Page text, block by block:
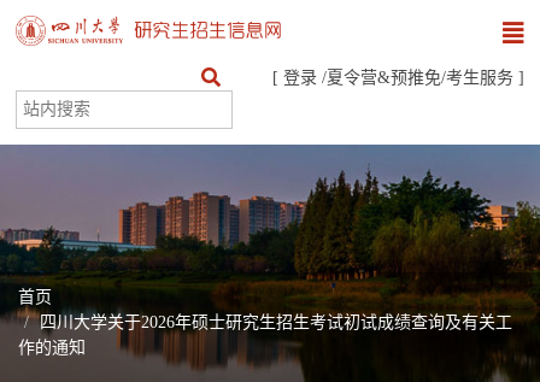
[ 登录 /夏令营&预推免/考生服务 ]
首页
四川大学关于2026年硕士研究生招生考试初试成绩查询及有关工
作的通知